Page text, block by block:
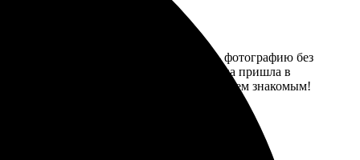
интерфейс позволил загрузить фотографию без
организовали без задержек. Картина пришла в
результатом, буду рекомендовать всем знакомым!